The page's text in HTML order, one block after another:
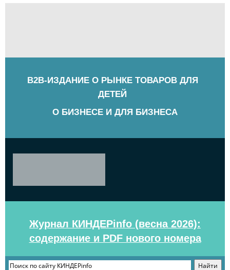
B2B-ИЗДАНИЕ О РЫНКЕ ТОВАРОВ ДЛЯ
ДЕТЕЙ
О БИЗНЕСЕ И ДЛЯ БИЗНЕСА
Журнал КИНДЕРinfo (весна 2026):
содержание и PDF нового номера